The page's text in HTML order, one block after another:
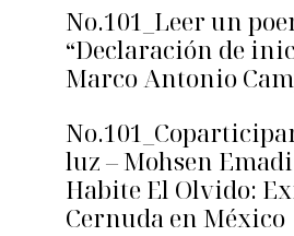
No.101_Leer un
“Declaración de
Marco Antonio
luz – Mohsen
Habite El Olvido:
Cernuda en México